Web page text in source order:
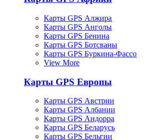
Карты GPS Алжира
Карты GPS Анголы
Карты GPS Бенина
Карты GPS Ботсваны
Карты GPS Буркина-Фассо
View More
Карты GPS Европы
Карты GPS Австрии
Карты GPS Албании
Карты GPS Андорра
Карты GPS Беларусь
Карты GPS Бельгии